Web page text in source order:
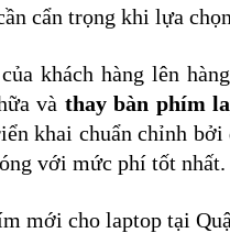
cẩn trọng khi lựa
khách hàng lên
và thay bàn phím
khai chuẩn chỉnh bởi
với mức phí tốt nhất.
mới cho laptop tại